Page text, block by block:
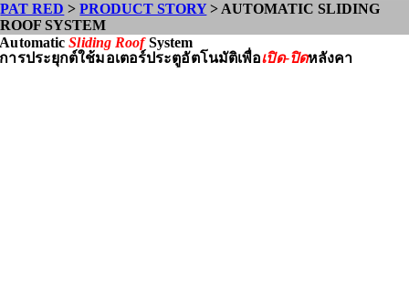
PAT RED >PRODUCT STORY> AUTOMATIC SLIDING
ROOF SYSTEM
AutomaticSliding Roof System
การประยุกต์ใช้มอเตอร์ประตูอัตโนมัติเพื่อเปิด-ปิดหลังคา